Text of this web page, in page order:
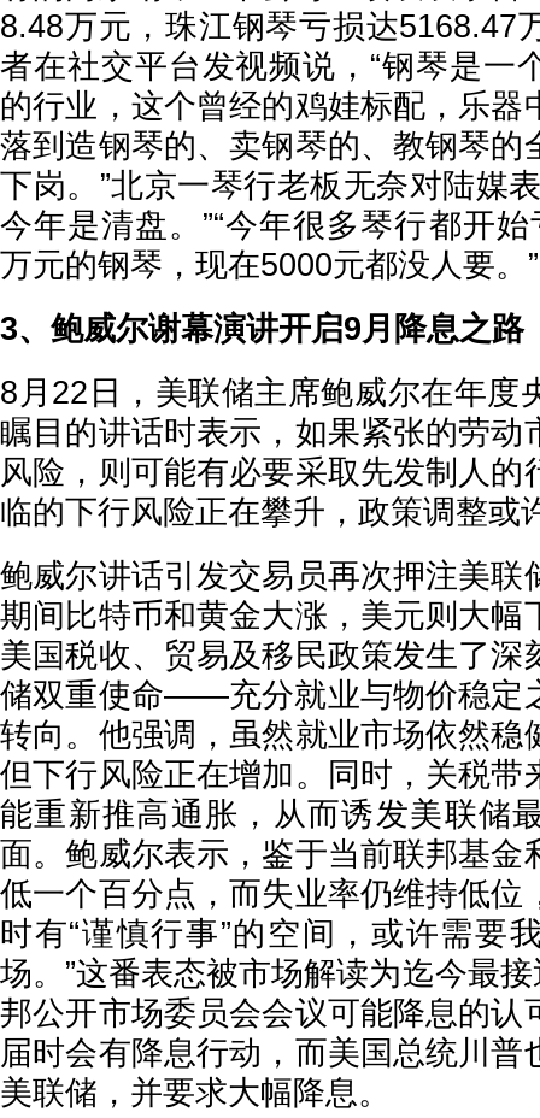
8.48万元，珠江钢琴亏损达5168.47
者在社交平台发视频说，“钢琴是一
的行业，这个曾经的鸡娃标配，乐器
落到造钢琴的、卖钢琴的、教钢琴的
下岗。”北京一琴行老板无奈对陆媒
今年是清盘。”“今年很多琴行都开
万元的钢琴，现在5000元都没人要。”
3、鲍威尔谢幕演讲开启9月降息之路
8月22日，美联储主席鲍威尔在年度
瞩目的讲话时表示，如果紧张的劳动
风险，则可能有必要采取先发制人的
临的下行风险正在攀升，政策调整或
鲍威尔讲话引发交易员再次押注美联
期间比特币和黄金大涨，美元则大幅
美国税收、贸易及移民政策发生了深
储双重使命——充分就业与物价稳定
转向。他强调，虽然就业市场依然稳
但下行风险正在增加。同时，关税带
能重新推高通胀，从而诱发美联储
面。鲍威尔表示，鉴于当前联邦基金
低一个百分点，而失业率仍维持低位
时有“谨慎行事”的空间，或许需要
场。”这番表态被市场解读为迄今最
邦公开市场委员会会议可能降息的认
届时会有降息行动，而美国总统川普
美联储，并要求大幅降息。